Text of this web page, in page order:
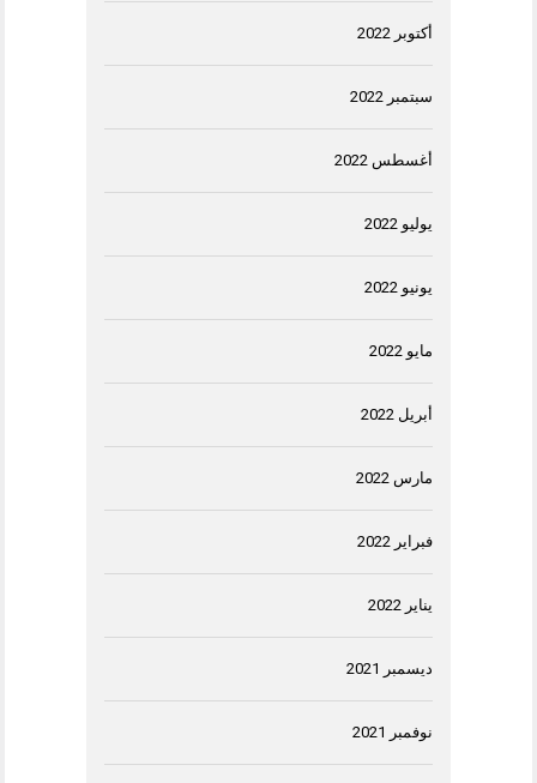
أكتوبر 2022
سبتمبر 2022
أغسطس 2022
يوليو 2022
يونيو 2022
مايو 2022
أبريل 2022
مارس 2022
فبراير 2022
يناير 2022
ديسمبر 2021
نوفمبر 2021